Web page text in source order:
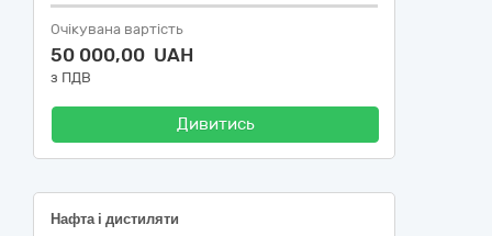
Очікувана вартість
50 000,00 UAH
з ПДВ
Дивитись
Нафта і дистиляти